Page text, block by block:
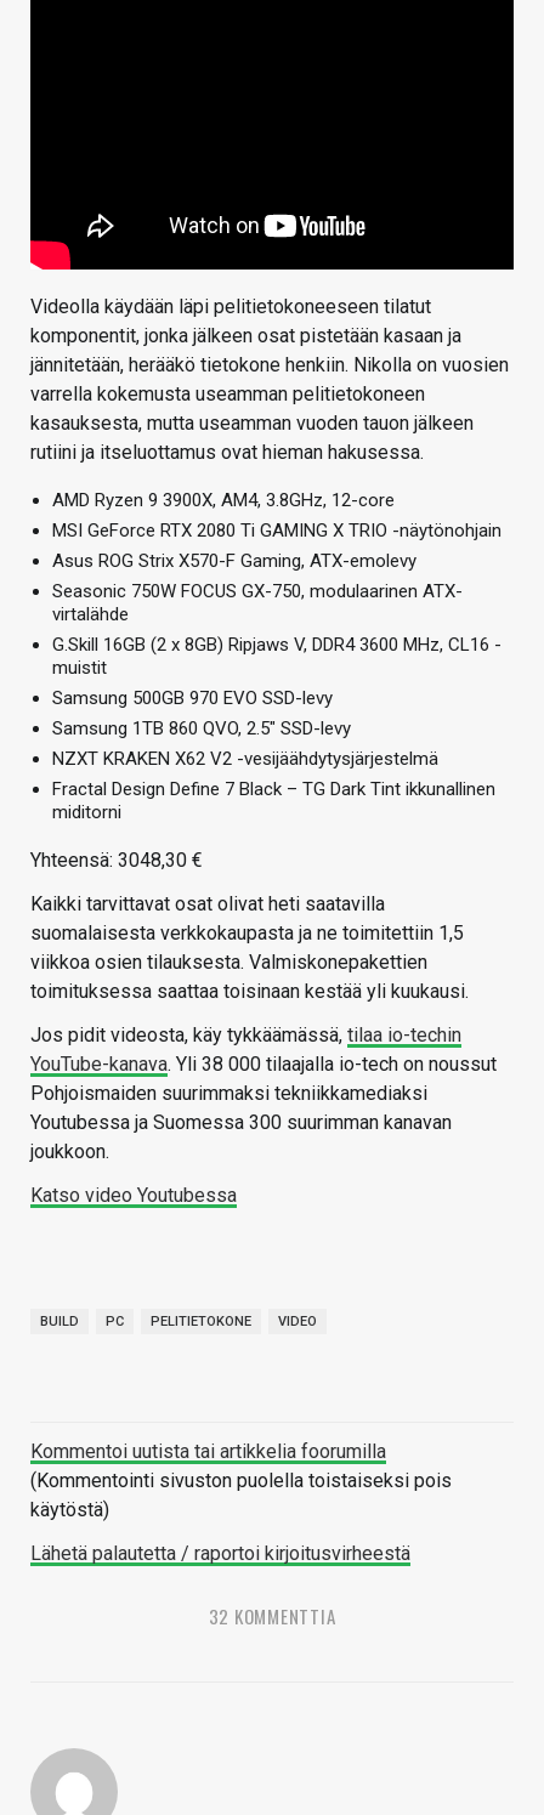
Videolla käydään läpi pelitietokoneeseen tilatut
komponentit, jonka jälkeen osat pistetään kasaan ja
jännitetään, herääkö tietokone henkiin. Nikolla on vuosien
varrella kokemusta useamman pelitietokoneen
kasauksesta, mutta useamman vuoden tauon jälkeen
rutiini ja itseluottamus ovat hieman hakusessa.
AMD Ryzen 9 3900X, AM4, 3.8GHz, 12-core
MSI GeForce RTX 2080 Ti GAMING X TRIO -näytönohjain
Asus ROG Strix X570-F Gaming, ATX-emolevy
Seasonic 750W FOCUS GX-750, modulaarinen ATX-
virtalähde
G.Skill 16GB (2 x 8GB) Ripjaws V, DDR4 3600 MHz, CL16 -
muistit
Samsung 500GB 970 EVO SSD-levy
Samsung 1TB 860 QVO, 2.5″ SSD-levy
NZXT KRAKEN X62 V2 -vesijäähdytysjärjestelmä
Fractal Design Define 7 Black – TG Dark Tint ikkunallinen
miditorni
Yhteensä: 3048,30 €
Kaikki tarvittavat osat olivat heti saatavilla
suomalaisesta verkkokaupasta ja ne toimitettiin 1,5
viikkoa osien tilauksesta. Valmiskonepakettien
toimituksessa saattaa toisinaan kestää yli kuukausi.
Jos pidit videosta, käy tykkäämässä, tilaa io-techin
YouTube-kanava. Yli 38 000 tilaajalla io-tech on noussut
Pohjoismaiden suurimmaksi tekniikkamediaksi
Youtubessa ja Suomessa 300 suurimman kanavan
joukkoon.
Katso video Youtubessa
BUILD PC PELITIETOKONE VIDEO
Kommentoi uutista tai artikkelia foorumilla
(Kommentointi sivuston puolella toistaiseksi pois
käytöstä)
Lähetä palautetta / raportoi kirjoitusvirheestä
32 KOMMENTTIA